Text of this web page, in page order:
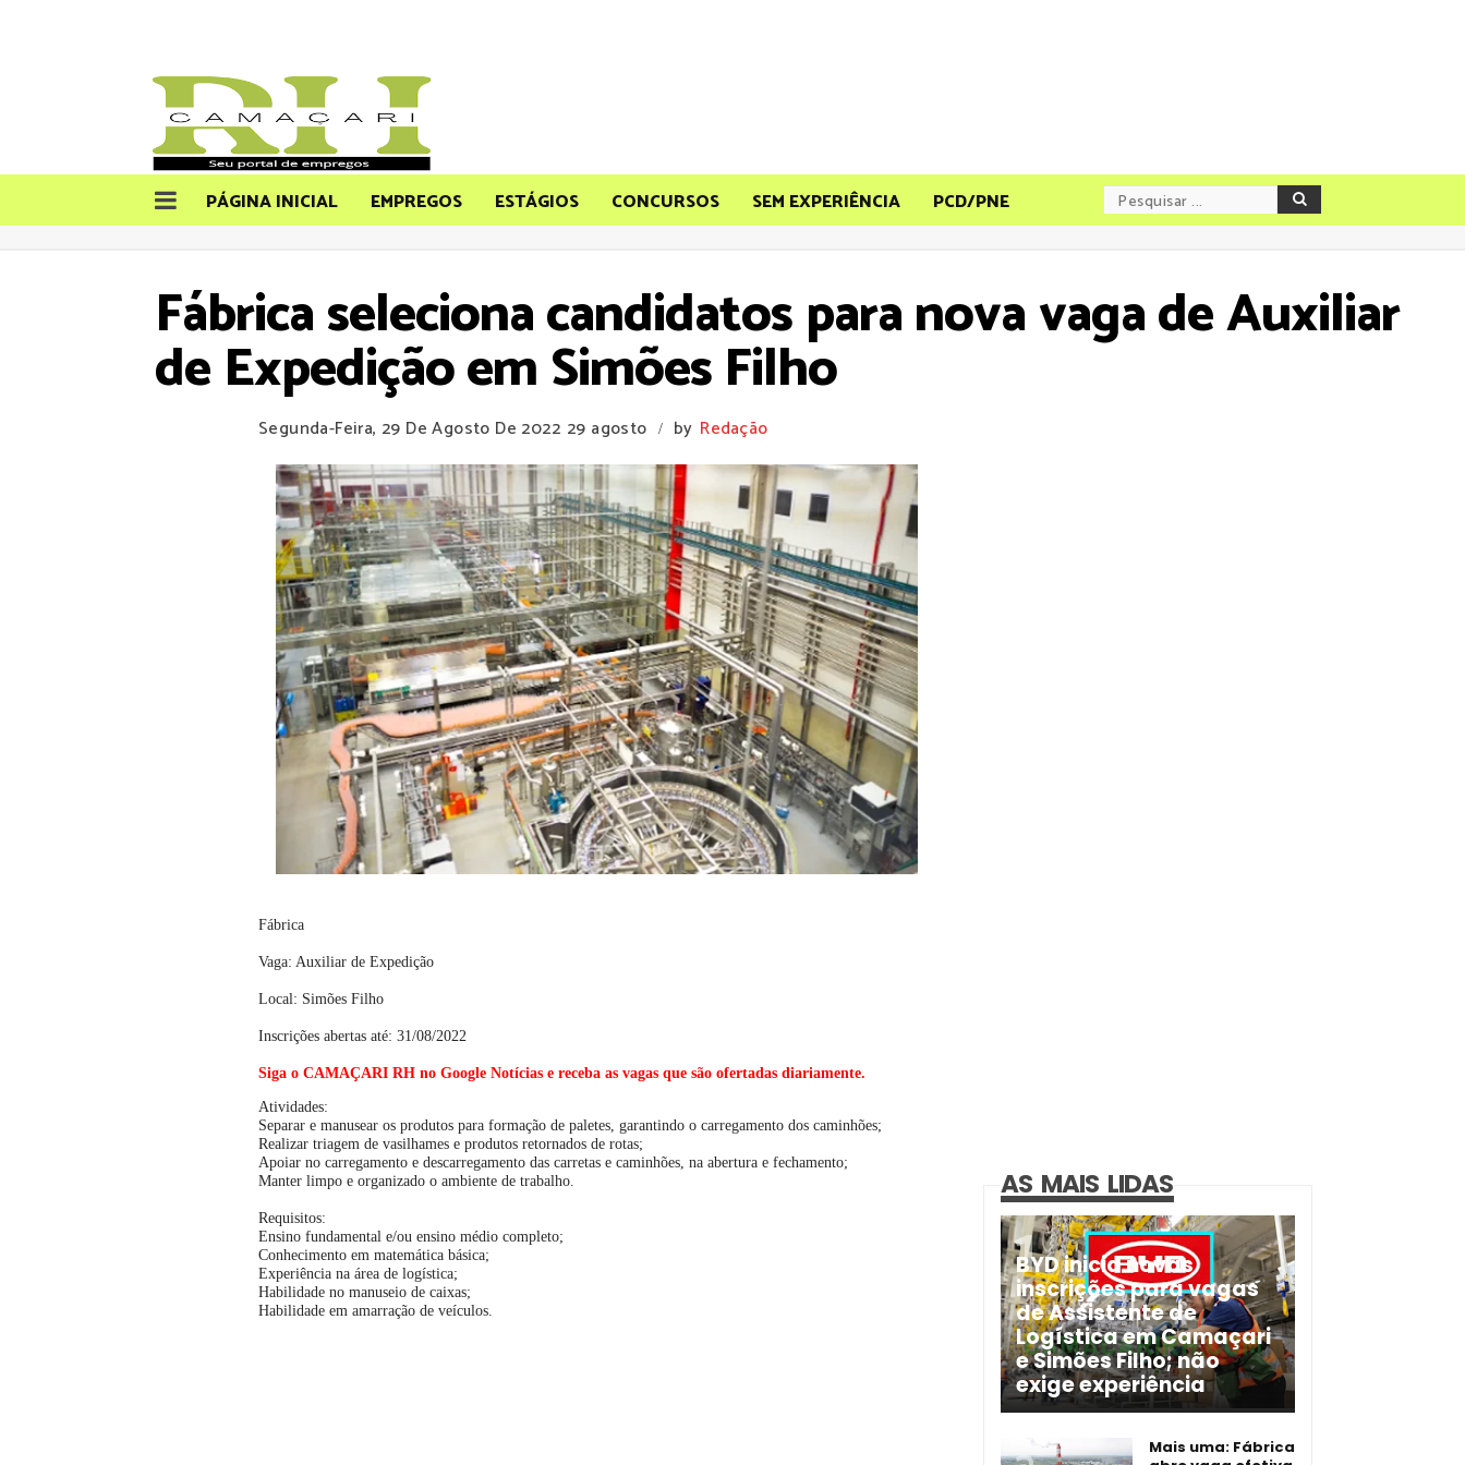
PÁGINA INICIAL EMPREGOS ESTÁGIOS CONCURSOS SEM EXPERIÊNCIA PCD/PNE
Fábrica seleciona candidatos para nova vaga de Auxiliar
de Expedição em Simões Filho
Segunda-Feira, 29 De Agosto De 2022 29 agosto / by Redação
Fábrica
Vaga: Auxiliar de Expedição
Local: Simões Filho
Inscrições abertas até: 31/08/2022
Siga o CAMAÇARI RH no Google Notícias e receba as vagas que são ofertadas diariamente.
Atividades:
Separar e manusear os produtos para formação de paletes, garantindo o carregamento dos caminhões;
Realizar triagem de vasilhames e produtos retornados de rotas;
Apoiar no carregamento e descarregamento das carretas e caminhões, na abertura e fechamento;
Manter limpo e organizado o ambiente de trabalho.
Requisitos:
Ensino fundamental e/ou ensino médio completo;
Conhecimento em matemática básica;
Experiência na área de logística;
Habilidade no manuseio de caixas;
Habilidade em amarração de veículos.
AS MAIS LIDAS
BYD inicia novas
inscrições para vagas
de Assistente de
Logística em Camaçari
e Simões Filho; não
exige experiência
Mais uma: Fábrica